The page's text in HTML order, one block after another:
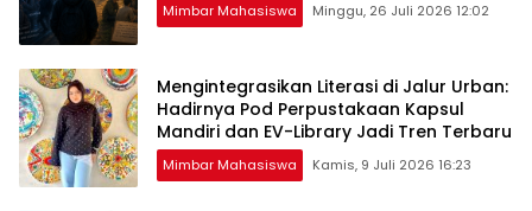
Mimbar Mahasiswa Minggu, 26 Juli 2026 12:02
Mengintegrasikan Literasi di Jalur Urban:
Hadirnya Pod Perpustakaan Kapsul
Mandiri dan EV-Library Jadi Tren Terbaru
Mimbar Mahasiswa Kamis, 9 Juli 2026 16:23